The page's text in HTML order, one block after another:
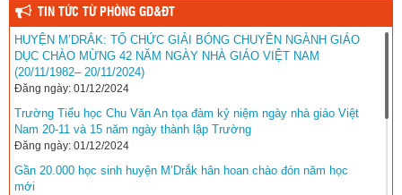
TIN TỨC TỪ PHÒNG GD&ĐT
HUYỆN M’DRẮK: TỔ CHỨC GIẢI BÓNG CHUYỀN NGÀNH GIÁO
DỤC CHÀO MỪNG 42 NĂM NGÀY NHÀ GIÁO VIỆT NAM
(20/11/1982– 20/11/2024)
Đăng ngày: 01/12/2024
Trường Tiểu học Chu Văn An tọa đàm kỷ niệm ngày nhà giáo Việt
Nam 20-11 và 15 năm ngày thành lập Trường
Đăng ngày: 01/12/2024
Gần 20.000 học sinh huyện M’Drắk hân hoan chào đón năm học
mới